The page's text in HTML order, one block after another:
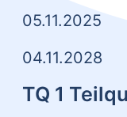
05.11.2025
04.11.2028
TQ 1